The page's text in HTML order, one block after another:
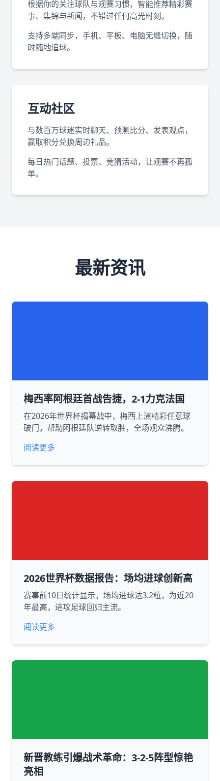
根据你的关注球队与观赛习惯，智能推荐精彩赛
事、集锦与新闻，不错过任何高光时刻。
支持多端同步，手机、平板、电脑无缝切换，随
时随地追球。
互动社区
与数百万球迷实时聊天、预测比分、发表观点，
赢取积分兑换周边礼品。
每日热门话题、投票、竞猜活动，让观赛不再孤
单。
最新资讯
梅西率阿根廷首战告捷，2-1力克法国
在2026年世界杯揭幕战中，梅西上演精彩任意球
破门，帮助阿根廷队逆转取胜，全场观众沸腾。
阅读更多
2026世界杯数据报告：场均进球创新高
赛事前10日统计显示，场均进球达3.2粒，为近20
年最高，进攻足球回归主流。
阅读更多
新晋教练引爆战术革命：3-2-5阵型惊艳
亮相